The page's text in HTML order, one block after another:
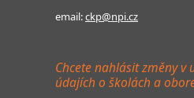
email:ckp@npi.cz
Chcete nahlásit změny v
údajích o školách a